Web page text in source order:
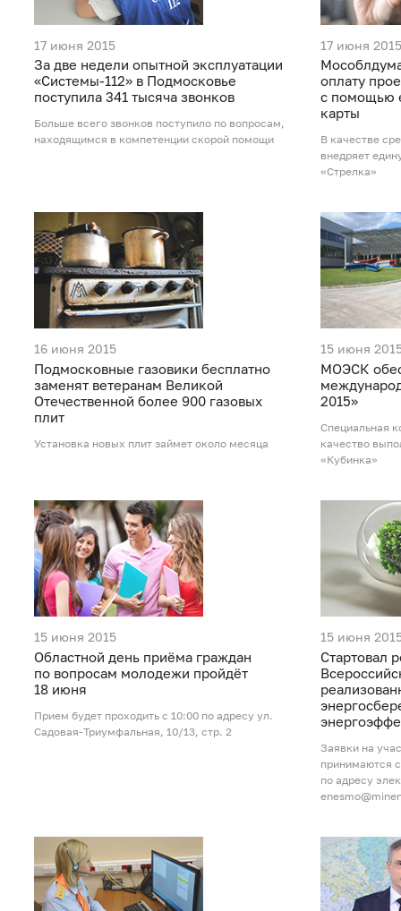
17 июня 2015
За две недели опытной эксплуатации
«Системы-112» в Подмосковье
поступила 341 тысяча звонков
Больше всего звонков поступило по вопросам,
находящимся в компетенции скорой помощи
17 июня 2015
оплату
с помощью
карты
В качестве
внедряет
«Стрелка»
16 июня 2015
Подмосковные газовики бесплатно
заменят ветеранам Великой
Отечественной более 900 газовых
плит
Установка новых плит займет около месяца
15 июня
МОЭСК
2015»
Специальная
качество
«Кубинка»
15 июня 2015
Областной день приёма граждан
по вопросам молодежи пройдёт
18 июня
Прием будет проходить с 10:00 по адресу ул.
Садовая-Триумфальная, 10/13, стр. 2
15 июня
Стартовал
Заявки на
принимаются
по адресу